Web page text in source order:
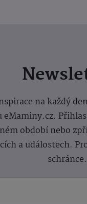
na každý
období nebo
a událostech.
schránce.